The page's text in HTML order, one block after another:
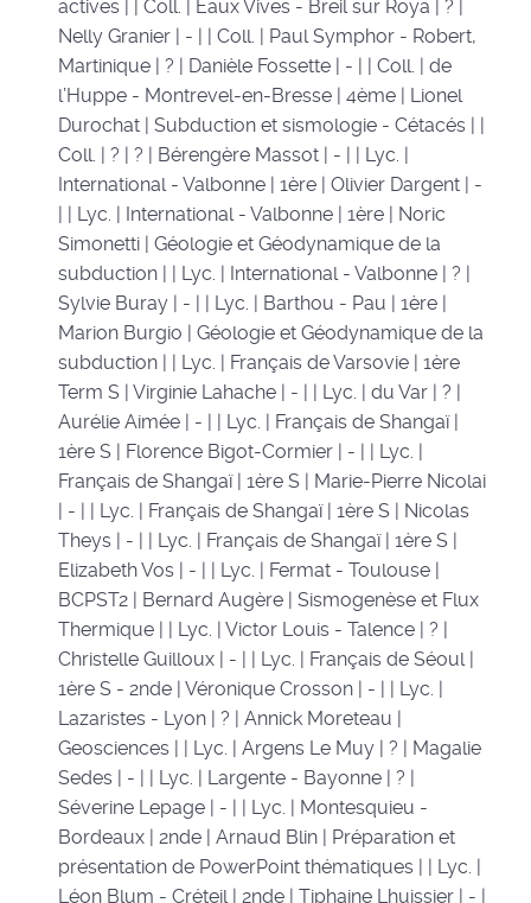
actives | | Coll. | Eaux Vives - Breil sur Roya | ? |
Nelly Granier | - | | Coll. | Paul Symphor - Robert,
Martinique | ? | Danièle Fossette | - | | Coll. | de
l’Huppe - Montrevel-en-Bresse | 4ème | Lionel
Durochat | Subduction et sismologie - Cétacés | |
Coll. | ? | ? | Bérengère Massot | - | | Lyc. |
International - Valbonne | 1ère | Olivier Dargent | -
| | Lyc. | International - Valbonne | 1ère | Noric
Simonetti | Géologie et Géodynamique de la
subduction | | Lyc. | International - Valbonne | ? |
Sylvie Buray | - | | Lyc. | Barthou - Pau | 1ère |
Marion Burgio | Géologie et Géodynamique de la
subduction | | Lyc. | Français de Varsovie | 1ère
Term S | Virginie Lahache | - | | Lyc. | du Var | ? |
Aurélie Aimée | - | | Lyc. | Français de Shangaï |
1ère S | Florence Bigot-Cormier | - | | Lyc. |
Français de Shangaï | 1ère S | Marie-Pierre Nicolai
| - | | Lyc. | Français de Shangaï | 1ère S | Nicolas
Theys | - | | Lyc. | Français de Shangaï | 1ère S |
Elizabeth Vos | - | | Lyc. | Fermat - Toulouse |
BCPST2 | Bernard Augère | Sismogenèse et Flux
Thermique | | Lyc. | Victor Louis - Talence | ? |
Christelle Guilloux | - | | Lyc. | Français de Séoul |
1ère S - 2nde | Véronique Crosson | - | | Lyc. |
Lazaristes - Lyon | ? | Annick Moreteau |
Geosciences | | Lyc. | Argens Le Muy | ? | Magalie
Sedes | - | | Lyc. | Largente - Bayonne | ? |
Séverine Lepage | - | | Lyc. | Montesquieu -
Bordeaux | 2nde | Arnaud Blin | Préparation et
présentation de PowerPoint thématiques | | Lyc. |
Léon Blum - Créteil | 2nde | Tiphaine Lhuissier | - |